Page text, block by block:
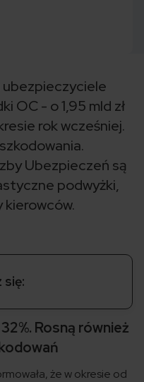
ubezpieczyciele
OC - o 1,95 mld zł
rok wcześniej.
Ubezpieczeń są
podwyżki,
kierowców.
się:
Rosną również
że w okresie od